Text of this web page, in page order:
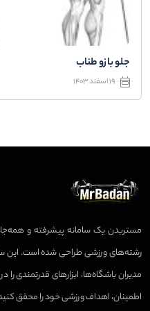
جلو بازو طناب
19 اسفند 1403
مستربدن یک سامانه پیشرفته و
رشته‌های ورزشی طراحی شده است. این
مدیران باشگاه‌ها، ابزارهای قدرتمندی را
اطمینان، اهداف ورزشی خود را محقق